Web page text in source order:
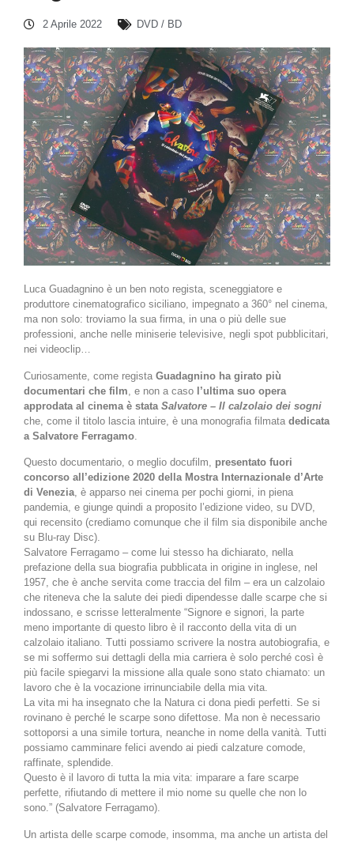
2 Aprile 2022 DVD / BD
Luca Guadagnino è un ben noto regista, sceneggiatore e
produttore cinematografico siciliano, impegnato a 360° nel cinema,
ma non solo: troviamo la sua firma, in una o più delle sue
professioni, anche nelle miniserie televisive, negli spot pubblicitari,
nei videoclip…
Curiosamente, come regista Guadagnino ha girato più
documentari che film , e non a caso l’ultima suo opera
approdata al cinema è stata Salvatore – Il calzolaio dei sogni
che, come il titolo lascia intuire, è una monografia filmata dedicata
a Salvatore Ferragamo
Questo documentario, o meglio docufilm, presentato fuori
concorso all’edizione 2020 della Mostra Internazionale d’Arte
di Venezia, è apparso nei cinema per pochi giorni, in piena
pandemia, e giunge quindi a proposito l’edizione video, su DVD,
qui recensito (crediamo comunque che il film sia disponibile anche
su Blu-ray Disc).
Salvatore Ferragamo – come lui stesso ha dichiarato, nella
prefazione della sua biografia pubblicata in origine in inglese, nel
1957, che è anche servita come traccia del film – era un calzolaio
che riteneva che la salute dei piedi dipendesse dalle scarpe che si
indossano, e scrisse letteralmente “Signore e signori, la parte
meno importante di questo libro è il racconto della vita di un
calzolaio italiano. Tutti possiamo scrivere la nostra autobiografia, e
se mi soffermo sui dettagli della mia carriera è solo perché così è
più facile spiegarvi la missione alla quale sono stato chiamato: un
lavoro che è la vocazione irrinunciabile della mia vita.
La vita mi ha insegnato che la Natura ci dona piedi perfetti. Se si
rovinano è perché le scarpe sono difettose. Ma non è necessario
sottoporsi a una simile tortura, neanche in nome della vanità. Tutti
possiamo camminare felici avendo ai piedi calzature comode,
raffinate, splendide.
Questo è il lavoro di tutta la mia vita: imparare a fare scarpe
perfette, rifiutando di mettere il mio nome su quelle che non lo
sono.” (Salvatore Ferragamo).
Un artista delle scarpe comode, insomma, ma anche un artista del